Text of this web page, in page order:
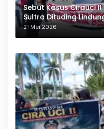
Sebut Kasus Cirauci
Sultra Dituding
21 Mei 2026